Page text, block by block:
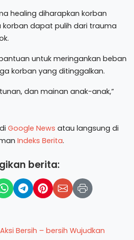
healing diharapkan korban
dapat pulih dari trauma
untuk meringankan beban
korban yang ditinggalkan.
dan mainan anak-anak,”
Google News atau langsung di
Indeks Berita.
berita:
Bersih – bersih Wujudkan